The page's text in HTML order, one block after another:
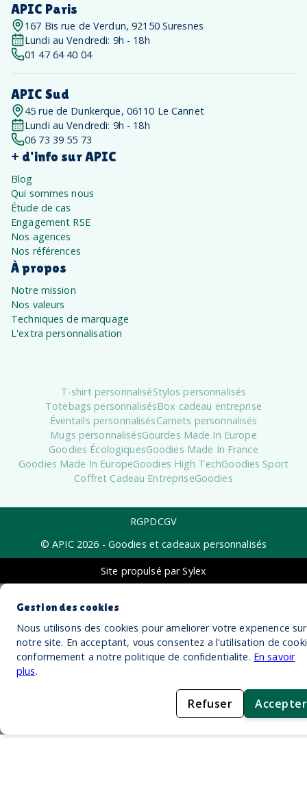
APIC Paris
167 Bis rue de Verdun, 92150 Suresnes
Lundi au Vendredi: 9h - 18h
01 47 64 40 04
APIC Sud
45 rue de Dunkerque, 06110 Le Cannet
Lundi au Vendredi: 9h - 18h
06 73 39 55 73
+ d'info sur APIC
Blog
Qui sommes nous
Étude de cas
Engagement RSE
Nos agences
Nos références
À propos
Notre mission
Nos valeurs
Techniques de marquage
L'extra personnalisation
T-shirt personnaliséStylos personnalisés
Totebags personnalisésBox cadeau entreprise
Éventails personnalisésCarnets personnalisés
Mugs personnalisésGourdes Made In Europe
Goodies ÉcologiquesGoodies Made In France
Goodies Made In EuropeGoodies High TechGoodies Sport
Coffret Cadeau EntrepriseGoodies
RGPDCGV
© APIC 2026 - Goodies et cadeaux personnalisés
Site propulsé par Sylex
Gestion des cookies
Nous utilisons des cookies pour ameliorer votre experience sur
notre site. En acceptant, vous consentez a l'utilisation de
conformement a notre politique de confidentialite. En savoir
plus.
Refuser Accepter